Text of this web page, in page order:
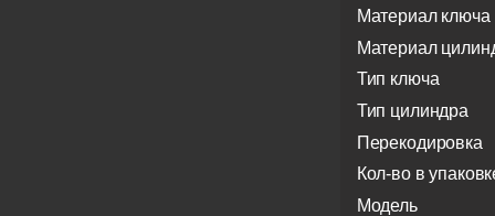
Материал ключа
Материал
Тип ключа
Тип цилиндра
Перекодировка
Кол-во в
Модель